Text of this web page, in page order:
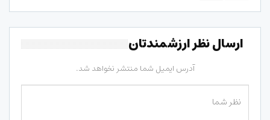
ارسال نظر ارزشمندتان
آدرس ایمیل شما منتشر نخواهد شد.